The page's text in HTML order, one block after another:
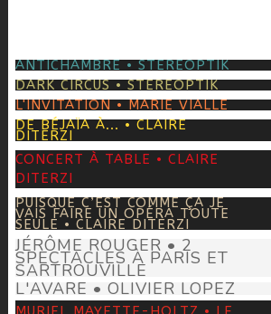
ANTICHAMBRE • STEREOPTIK
DARK CIRCUS • STEREOPTIK
L'INVITATION • MARIE VIALLE
DE BÉJAÏA À... • CLAIRE
DITERZI
CONCERT À TABLE • CLAIRE
DITERZI
PUISQUE C’EST COMME ÇA JE
VAIS FAIRE UN OPÉRA TOUTE
SEULE • CLAIRE DITERZI
JÉRÔME ROUGER • 2
SPECTACLES À PARIS ET
SARTROUVILLE
L'AVARE • OLIVIER LOPEZ